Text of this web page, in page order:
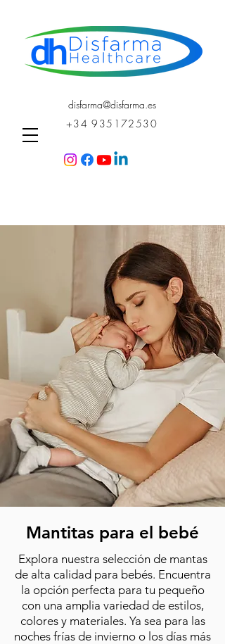
disfarma@disfarma.es
+34 935172530
Mantitas para el bebé
Explora nuestra selección de mantas
de alta calidad para bebés. Encuentra
la opción perfecta para tu pequeño
con una amplia variedad de estilos,
colores y materiales. Ya sea para las
noches frías de invierno o los días más